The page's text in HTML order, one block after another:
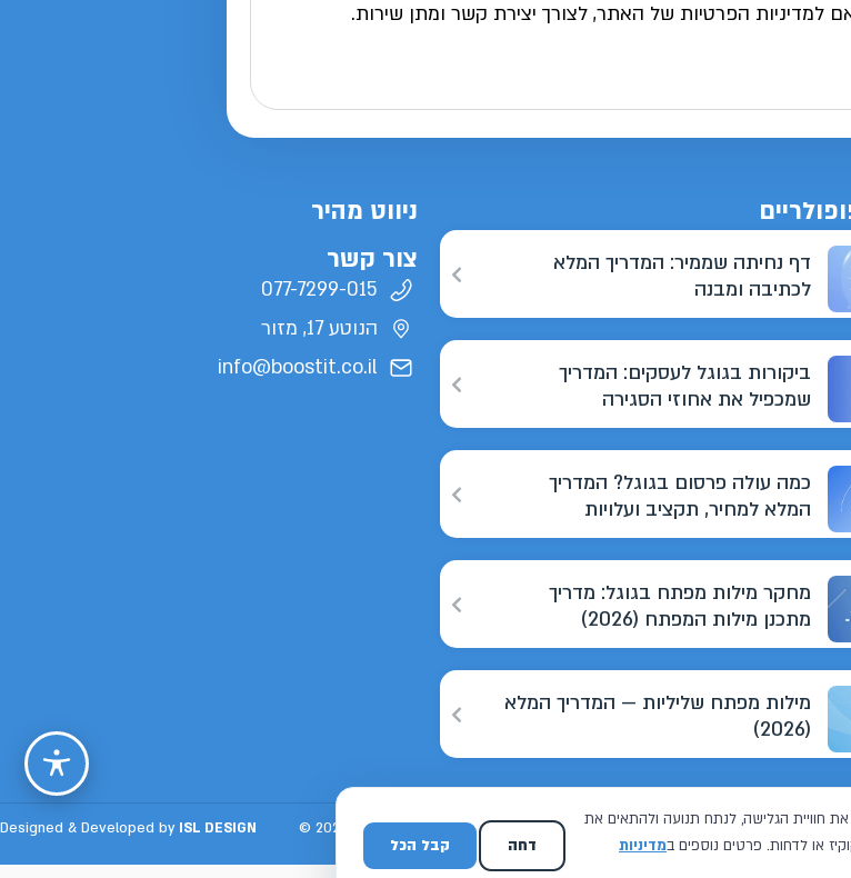
למדיניות הפרטיות של האתר, לצורך יצירת קשר ומתן שירות.
דף נחיתה שממיר: המדריך המלא
לכתיבה ומבנה
ביקורות בגוגל לעסקים: המדריך
שמכפיל את אחוזי הסגירה
כמה עולה פרסום בגוגל? המדריך
המלא למחיר, תקציב ועלויות
מחקר מילות מפתח בגוגל: מדריך
מתכנן מילות המפתח (2026)
מילות מפתח שליליות — המדריך המלא
(2026)
ניווט מהיר
צור קשר
077-7299-015
הנוטע 17, מזור
info@boostit.co.il
כל הזכויות שמורות לבוסטיט 2026 © Designed & Developed by ISL DESIGN
נדיר למצוא ג׳נטלמן כמו מתן בעת הזאת, ובטח בתחום כמו פרסום
ממומן.
בכלל לתאר את מתן והצוות שלו, מאז